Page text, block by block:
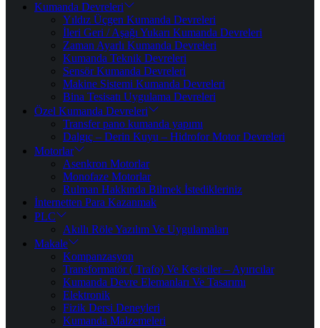
Kumanda Devreleri
Yıldız Üçgen Kumanda Devreleri
İleri Geri / Aşağı Yukarı Kumanda Devreleri
Zaman Ayarlı Kumanda Devreleri
Kumanda Teknik Devreleri
Sensör Kumanda Devreleri
Makine Sistemi Kumanda Devreleri
Bina Tesisatı Uygulama Devreleri
Özel Kumanda Devreleri
Transfer pano kumanda yapımı
Dalgıç – Derin Kuyu – Hidrofor Motor Devreleri
Motorlar
Asenkron Motorlar
Monofaze Motorlar
Rulman Hakkında Bilmek İstedikleriniz
İnternetten Para Kazanmak
PLC
Akıllı Röle Yazılım Ve Uygulamaları
Makale
Kompanzasyon
Transformatör ( Trafo) Ve Kesiciler – Ayırıcılar
Kumanda Devre Elemanları Ve Tasarımı
Elektronik
Fizik Dersi Deneyleri
Kumanda Malzemeleri